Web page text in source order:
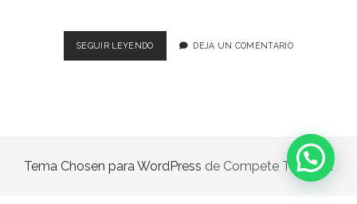
SEGUIR LEYENDOMUEBLES
TEMUCO
DEJA UN COMENTARIO
Tema Chosen para WordPress de Compete Themes.